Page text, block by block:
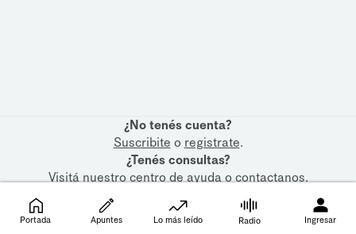
¿No tenés cuenta?
Suscribite o registrate.
¿Tenés consultas?
Visitá nuestrocentro de ayudaocontactanos.
Portada Apuntes Lo más leído Radio Ingresar